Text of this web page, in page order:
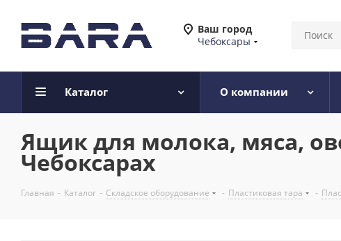
Ваш город
Чебоксары
Каталог О компании
Ящик для молока, мяса,
Чебоксарах
Главная - Каталог - Складское оборудование - Пластиковая тара -